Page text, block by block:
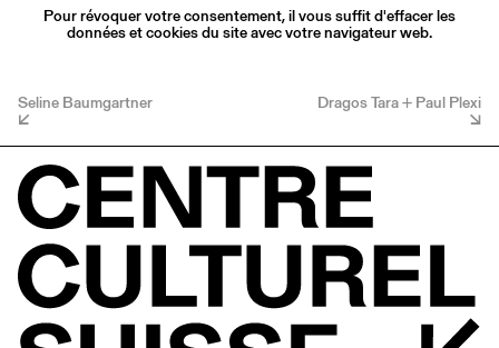
Pour révoquer votre consentement, il vous suffit d'effacer les
données et cookies du site avec votre navigateur web.
Seline Baumgartner Dragos Tara + Paul Plexi